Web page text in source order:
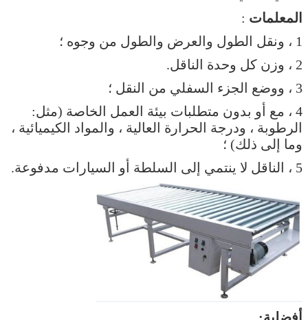
المعلمات :
1 ، ونقل الطول والعرض والطول من وجوه ؛
2 ، وزن كل وحدة الناقل.
3 ، ووضع الجزء السفلي من النقل ؛
4 ، مع أو بدون متطلبات بيئة العمل الخاصة (مثل:
الرطوبة ، ودرجة الحرارة العالية ، والمواد الكيميائية ،
وما إلى ذلك) ؛
5 ، الناقل لا ينتمي إلى السلطة أو السيارات مدفوعة.